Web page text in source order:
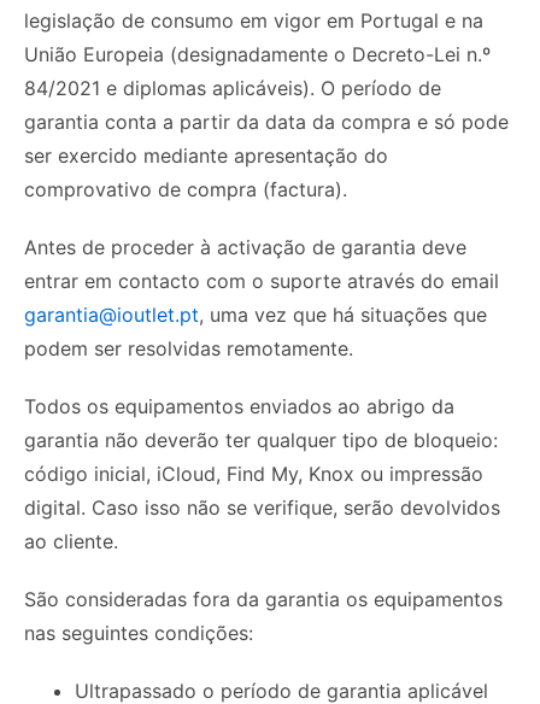
legislação de consumo em vigor em Portugal e na
União Europeia (designadamente o Decreto-Lei n.º
84/2021 e diplomas aplicáveis). O período de
garantia conta a partir da data da compra e só pode
ser exercido mediante apresentação do
comprovativo de compra (factura).
Antes de proceder à activação de garantia deve
entrar em contacto com o suporte através do email
garantia@ioutlet.pt, uma vez que há situações que
podem ser resolvidas remotamente.
Todos os equipamentos enviados ao abrigo da
garantia não deverão ter qualquer tipo de bloqueio:
código inicial, iCloud, Find My, Knox ou impressão
digital. Caso isso não se verifique, serão devolvidos
ao cliente.
São consideradas fora da garantia os equipamentos
nas seguintes condições:
Ultrapassado o período de garantia aplicável